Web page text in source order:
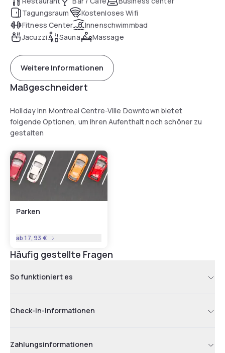
Tagungsraum
Kostenloses Wifi
Fitness Center
Innenschwimmbad
Jacuzzi
Sauna Massage
Weitere Informationen
Maßgeschneidert
Holiday Inn Montreal Centre-Ville Downtown bietet
folgende Optionen, um Ihren Aufenthalt noch schöner zu
gestalten
Parken
ab17,93 €
Häufig gestellte Fragen
So funktioniert es
Check-in-Informationen
Zahlungsinformationen